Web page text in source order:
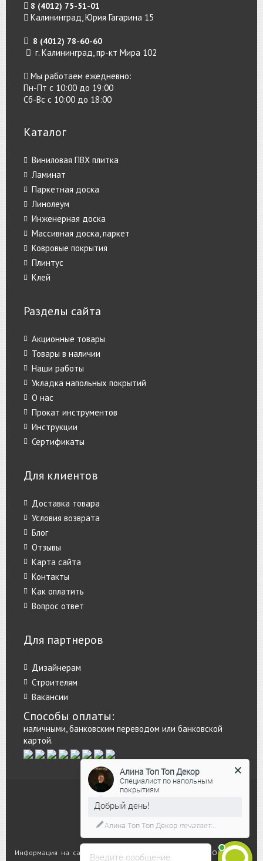
8 (4012) 75-51-01
Калининград, Юрия Гагарина 15
8 (4012) 78-60-60
г. Калининград, пр-кт Мира 102
Мы работаем ежедневно:
Пн-Пт с 10:00 до 19:00
Сб-Вс с 10:00 до 18:00
Каталог
Виниловая ПВХ плитка
Ламинат
Паркетная доска
Линолеум
Инженерная доска
Массивная доска, паркет
Ковровые покрытия
Плинтус
Клей
Разделы сайта
Акционные товары
Товары в наличии
Наши работы
Укладка напольных покрытий
О нас
Прокат инструментов
Инструкции
Сертификаты
Для клиентов
Доставка товара
Условия возврата
Блог
Отзывы
Карта сайта
Контакты
Как оплатить
Вопрос ответ
Для партнеров
Дизайнерам
Строителям
Вакансии
Способы оплаты:
наличными, банковским переводом или банковской
картой.
Информация на сайте не является публичной офертой. Обращаем
Введите сообщение
Алина Топ Топ Декор
Специалист по напольным
покрытиям
Добрый день!
Алина Топ Топ Декор печатает...